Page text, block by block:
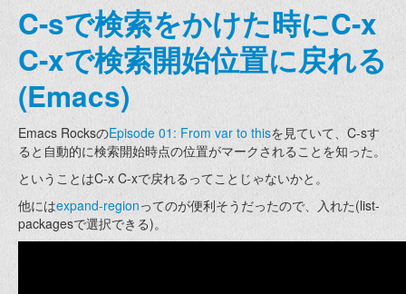
C-sで検索をかけた時にC-x
C-xで検索開始位置に戻れる
(Emacs)
Emacs RocksのEpisode 01: From var to thisを見ていて、C-sす
ると自動的に検索開始時点の位置がマークされることを知った。
ということはC-x C-xで戻れるってことじゃないかと。
他にはexpand-regionってのが便利そうだったので、入れた(list-
packagesで選択できる)。